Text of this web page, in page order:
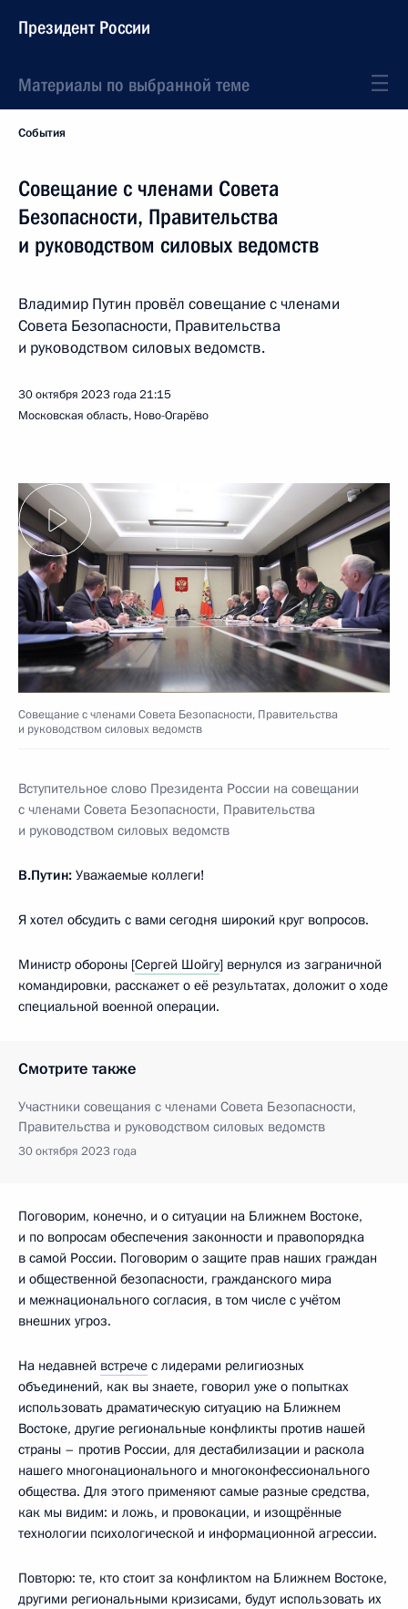
Президент России
Материалы по выбранной теме
События
Совещание с членами Совета
Безопасности, Правительства
и руководством силовых ведомств
Владимир Путин провёл совещание с членами
Совета Безопасности, Правительства
и руководством силовых ведомств.
30 октября 2023 года21:15
Московская область, Ново-Огарёво
Совещание с членами Совета Безопасности, Правительства
и руководством силовых ведомств
Вступительное слово Президента России на совещании
с членами Совета Безопасности, Правительства
и руководством силовых ведомств
В.Путин: Уважаемые коллеги!
Я хотел обсудить с вами сегодня широкий круг вопросов.
Министр обороны [Сергей Шойгу] вернулся из заграничной
командировки, расскажет о её результатах, доложит о ходе
специальной военной операции.
Смотрите также
Участники совещания с членами Совета Безопасности,
Правительства и руководством силовых ведомств
30 октября 2023 года
Поговорим, конечно, и о ситуации на Ближнем Востоке,
и по вопросам обеспечения законности и правопорядка
в самой России. Поговорим о защите прав наших граждан
и общественной безопасности, гражданского мира
и межнационального согласия, в том числе с учётом
внешних угроз.
На недавней встрече с лидерами религиозных
объединений, как вы знаете, говорил уже о попытках
использовать драматическую ситуацию на Ближнем
Востоке, другие региональные конфликты против нашей
страны – против России, для дестабилизации и раскола
нашего многонационального и многоконфессионального
общества. Для этого применяют самые разные средства,
как мы видим: и ложь, и провокации, и изощрённые
технологии психологической и информационной агрессии.
Повторю: те, кто стоит за конфликтом на Ближнем Востоке,
другими региональными кризисами, будут использовать их